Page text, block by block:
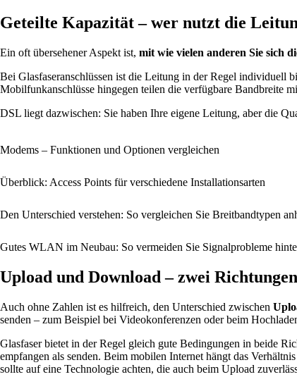
Geteilte Kapazität – wer nutzt die
Ein oft übersehener Aspekt ist, mit wie vielen anderen Sie sich
Bei Glasfaseranschlüssen ist die Leitung in der Regel individuell
Mobilfunkanschlüsse hingegen teilen die verfügbare Bandbreite
DSL liegt dazwischen: Sie haben Ihre eigene Leitung, aber die
Modems – Funktionen und Optionen vergleichen
Überblick: Access Points für verschiedene Installationsarten
Den Unterschied verstehen: So vergleichen Sie Breitbandtypen
Gutes WLAN im Neubau: So vermeiden Sie Signalprobleme
Upload und Download – zwei
Auch ohne Zahlen ist es hilfreich, den Unterschied zwischen
senden – zum Beispiel bei Videokonferenzen oder beim
Glasfaser bietet in der Regel gleich gute Bedingungen in beide
empfangen als senden. Beim mobilen Internet hängt das
sollte auf eine Technologie achten, die auch beim Upload